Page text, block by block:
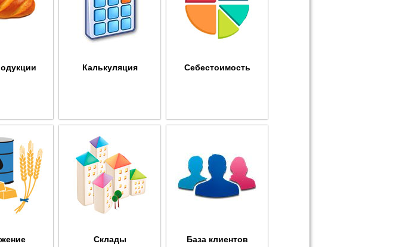
Калькуляция Себестоимость
Склады База клиентов